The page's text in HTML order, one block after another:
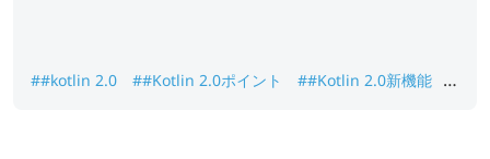
##kotlin 2.0 ##Kotlin 2.0ポイント
##Kotlin 2.0新機能